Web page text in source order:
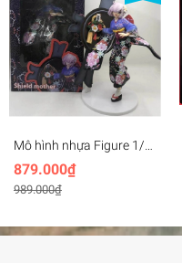
Mô hình nhựa Figure 1/7
Shielder Mash Kyrielight
Kimono 27cm FGO Fate
Grand Order
879.000₫
989.000₫